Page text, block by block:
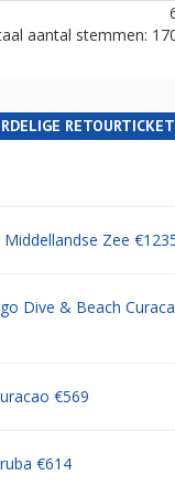
aantal stemmen:
Zee
Dive & Beach
€569
€614